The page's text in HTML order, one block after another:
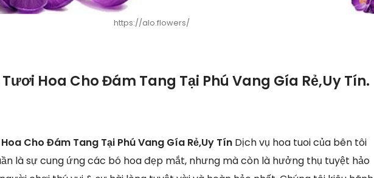
https://alo.flowers/
Hoa Cho Đám Tang Tại Phú Vang Gía Rẻ,Uy Tín.
Cho Đám Tang Tại Phú Vang Gía Rẻ,Uy Tín Dịch vụ hoa tuoi của bên tôi
là sự cung ứng các bó hoa đẹp mắt, nhưng mà còn là hưởng thụ tuyệt hảo